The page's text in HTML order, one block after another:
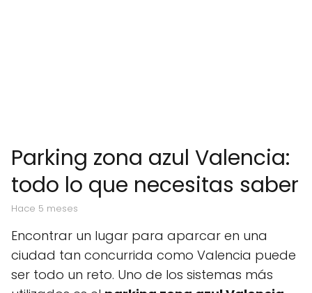
Parking zona azul Valencia:
todo lo que necesitas saber
hace 5 meses
Encontrar un lugar para aparcar en una
ciudad tan concurrida como Valencia puede
ser todo un reto. Uno de los sistemas más